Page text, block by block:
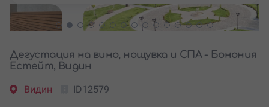
Дегустация на вино, нощувка и СПА - Бонония
Естейт, Видин
Видин ID12579